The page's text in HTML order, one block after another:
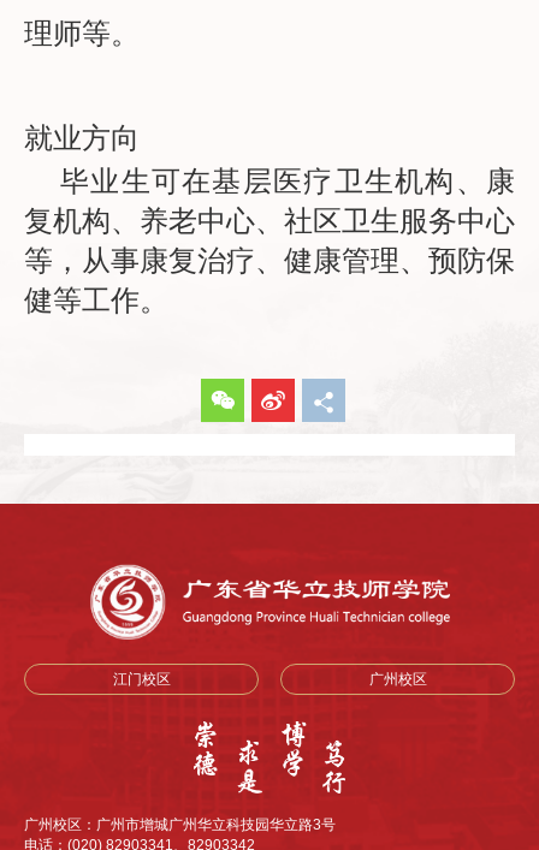
理师等。
就业方向
毕业生可在基层医疗卫生机构、康
复机构、养老中心、社区卫生服务中心
等，从事康复治疗、健康管理、预防保
健等工作。
江门校区 广州校区
广州校区：广州市增城广州华立科技园华立路3号
电话：(020) 82903341、82903342